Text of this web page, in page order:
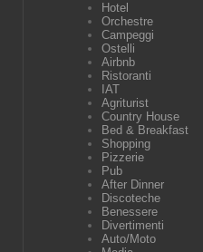
Hotel
Orchestre
Campeggi
Ostelli
Airbnb
Ristoranti
IAT
Agriturist
Country House
Bed & Breakfast
Shopping
Pizzerie
Pub
After Dinner
Discoteche
Benessere
Divertimenti
Auto/Moto